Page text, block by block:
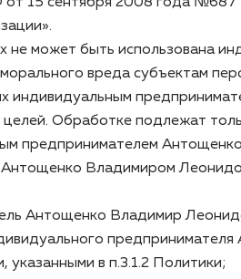
не может быть использована
вреда субъектам
индивидуальным
Обработке подлежат
предпринимателем
Владимиром
Антощенко Владимир
указанными в п.3.1.2 Политики;